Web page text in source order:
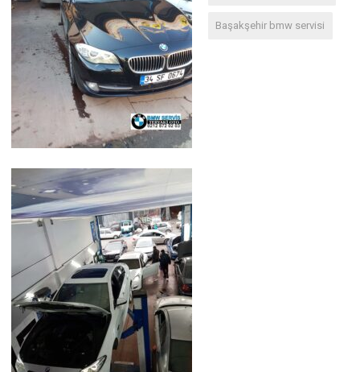
Başakşehir bmw servisi